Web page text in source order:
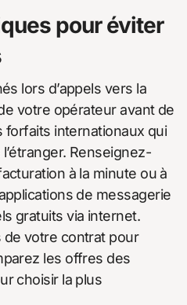
pour éviter
lors d’appels vers la
votre opérateur avant de
forfaits internationaux qui
Renseignez-
à la minute ou à
de messagerie
gratuits via internet.
de votre contrat pour
les offres des
choisir la plus